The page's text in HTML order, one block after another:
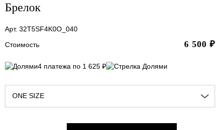
Брелок
Арт. 32T5SF4K0O_040
Стоимость
6 500 ₽
4 платежа по 1 625 ₽
ONE SIZE